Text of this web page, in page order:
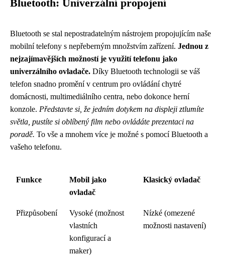
Bluetooth: Univerzální propojení
Bluetooth se stal nepostradatelným nástrojem propojujícím naše
mobilní telefony s nepřeberným množstvím zařízení. Jednou z
nejzajímavějších možností je využití telefonu jako
univerzálního ovladače. Díky Bluetooth technologii se váš
telefon snadno promění v centrum pro ovládání chytré
domácnosti, multimediálního centra, nebo dokonce herní
konzole. Představte si, že jedním dotykem na displeji ztlumíte
světla, pustíte si oblíbený film nebo ovládáte prezentaci na
poradě. To vše a mnohem více je možné s pomocí Bluetooth a
vašeho telefonu.
Funkce
Mobil jako
ovladač
Klasický ovladač
Přizpůsobení
Vysoké (možnost
vlastních
konfigurací a
maker)
Nízké (omezené
možnosti nastavení)